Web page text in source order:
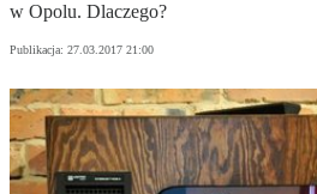
w Opolu. Dlaczego?
Publikacja: 27.03.2017 21:00